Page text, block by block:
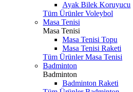
Ayak Bilek Koruyucu
Tüm Ürünler Voleybol
Masa Tenisi
Masa Tenisi
Masa Tenisi Topu
Masa Tenisi Raketi
Tüm Ürünler Masa Tenisi
Badminton
Badminton
Badminton Raketi